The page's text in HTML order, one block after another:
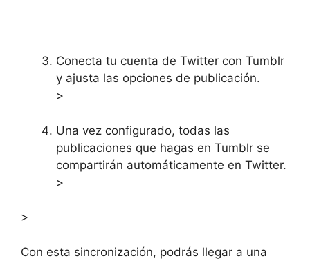
Conecta tu cuenta de Twitter con Tumblr
y ajusta las opciones de publicación.
>
Una vez configurado, todas las
publicaciones que hagas en Tumblr se
compartirán automáticamente en Twitter.
>
>
Con esta sincronización, podrás llegar a una